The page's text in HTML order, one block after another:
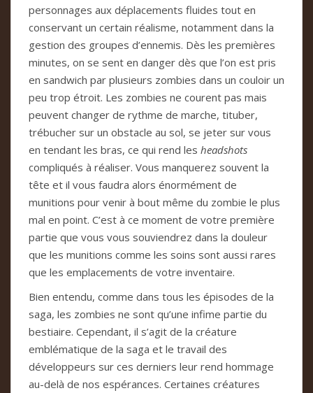
personnages aux déplacements fluides tout en
conservant un certain réalisme, notamment dans la
gestion des groupes d’ennemis. Dès les premières
minutes, on se sent en danger dès que l’on est pris
en sandwich par plusieurs zombies dans un couloir un
peu trop étroit. Les zombies ne courent pas mais
peuvent changer de rythme de marche, tituber,
trébucher sur un obstacle au sol, se jeter sur vous
en tendant les bras, ce qui rend les headshots
compliqués à réaliser. Vous manquerez souvent la
tête et il vous faudra alors énormément de
munitions pour venir à bout même du zombie le plus
mal en point. C’est à ce moment de votre première
partie que vous vous souviendrez dans la douleur
que les munitions comme les soins sont aussi rares
que les emplacements de votre inventaire.
Bien entendu, comme dans tous les épisodes de la
saga, les zombies ne sont qu’une infime partie du
bestiaire. Cependant, il s’agit de la créature
emblématique de la saga et le travail des
développeurs sur ces derniers leur rend hommage
au-delà de nos espérances. Certaines créatures